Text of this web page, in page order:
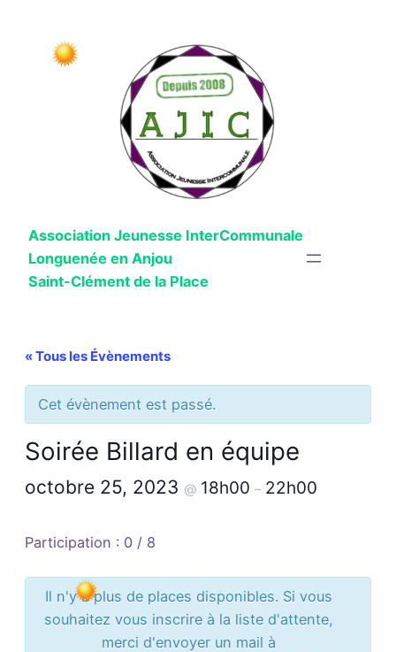
Association Jeunesse InterCommunale
Longuenée en Anjou
Saint-Clément de la Place
« Tous les Évènements
Cet évènement est passé.
Soirée Billard en équipe
octobre 25, 2023 @ 18h00 – 22h00
Participation : 0 / 8
Il n'y a plus de places disponibles. Si vous
souhaitez vous inscrire à la liste d'attente,
merci d'envoyer un mail à